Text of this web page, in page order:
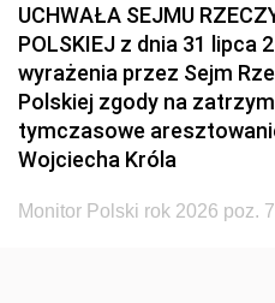
UCHWAŁA SEJMU
POLSKIEJ z dnia 31 lipca
wyrażenia przez Sejm
Polskiej zgody na
tymczasowe
Wojciecha Króla
Monitor Polski rok 2026 poz.